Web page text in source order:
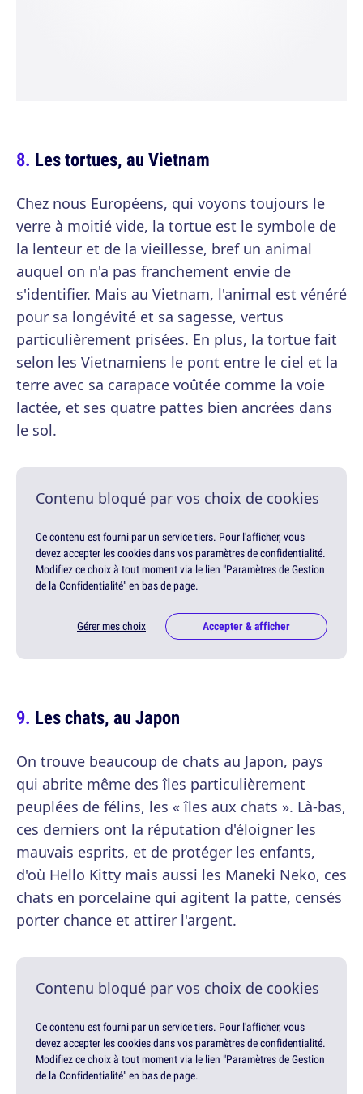
Les tortues, au Vietnam
Chez nous Européens, qui voyons toujours le
verre à moitié vide, la tortue est le symbole de
la lenteur et de la vieillesse, bref un animal
auquel on n'a pas franchement envie de
s'identifier. Mais au Vietnam, l'animal est vénéré
pour sa longévité et sa sagesse, vertus
particulièrement prisées. En plus, la tortue fait
selon les Vietnamiens le pont entre le ciel et la
terre avec sa carapace voûtée comme la voie
lactée, et ses quatre pattes bien ancrées dans
le sol.
Contenu bloqué par vos choix de cookies
Ce contenu est fourni par un service tiers. Pour l'afficher, vous
devez accepter les cookies dans vos paramètres de confidentialité.
Modifiez ce choix à tout moment via le lien "Paramètres de Gestion
de la Confidentialité" en bas de page.
Gérer mes choix Accepter & afficher
Les chats, au Japon
On trouve beaucoup de chats au Japon, pays
qui abrite même des îles particulièrement
peuplées de félins, les « îles aux chats ». Là-bas,
ces derniers ont la réputation d'éloigner les
mauvais esprits, et de protéger les enfants,
d'où Hello Kitty mais aussi les Maneki Neko, ces
chats en porcelaine qui agitent la patte, censés
porter chance et attirer l'argent.
Contenu bloqué par vos choix de cookies
Ce contenu est fourni par un service tiers. Pour l'afficher, vous
devez accepter les cookies dans vos paramètres de confidentialité.
Modifiez ce choix à tout moment via le lien "Paramètres de Gestion
de la Confidentialité" en bas de page.